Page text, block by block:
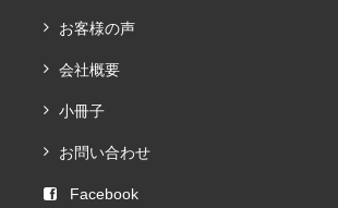
お客様の声
会社概要
小冊子
お問い合わせ
Facebook